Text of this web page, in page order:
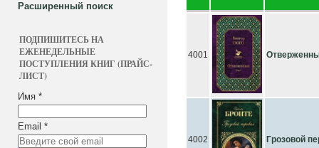
Расширенный поиск
ПОДПИШИТЕСЬ НА
ЕЖЕНЕДЕЛЬНЫЕ
ПОСТУПЛЕНИЯ КНИГ (ПРАЙС-
ЛИСТ)
Имя *
Email *
4001
4002 Грозовой